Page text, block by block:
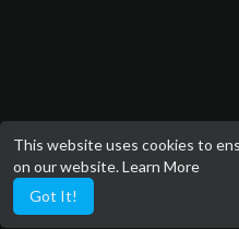
This website uses cookies to
on our website.Learn More
Got It!